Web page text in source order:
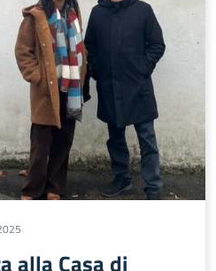
alla Casa di